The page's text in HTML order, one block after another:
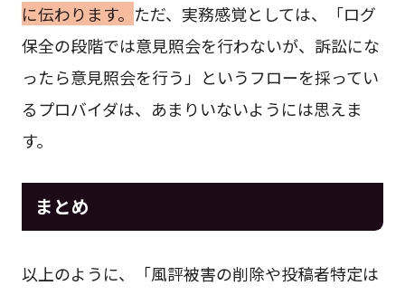
に伝わります。 ただ、実務感覚としては、「ログ
保全の段階では意見照会を行わないが、訴訟にな
ったら意見照会を行う」というフローを採ってい
るプロバイダは、あまりいないようには思えま
す。
まとめ
以上のように、「風評被害の削除や投稿者特定は